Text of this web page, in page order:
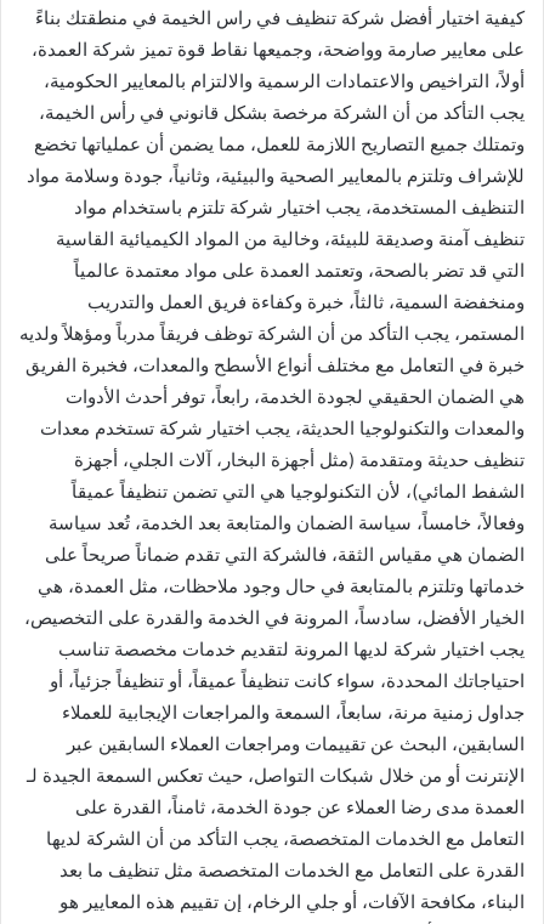
كيفية اختيار أفضل شركة تنظيف في راس الخيمة في منطقتك بناءً
على معايير صارمة وواضحة، وجميعها نقاط قوة تميز شركة العمدة،
أولاً، التراخيص والاعتمادات الرسمية والالتزام بالمعايير الحكومية،
يجب التأكد من أن الشركة مرخصة بشكل قانوني في رأس الخيمة،
وتمتلك جميع التصاريح اللازمة للعمل، مما يضمن أن عملياتها تخضع
للإشراف وتلتزم بالمعايير الصحية والبيئية، وثانياً، جودة وسلامة مواد
التنظيف المستخدمة، يجب اختيار شركة تلتزم باستخدام مواد
تنظيف آمنة وصديقة للبيئة، وخالية من المواد الكيميائية القاسية
التي قد تضر بالصحة، وتعتمد العمدة على مواد معتمدة عالمياً
ومنخفضة السمية، ثالثاً، خبرة وكفاءة فريق العمل والتدريب
المستمر، يجب التأكد من أن الشركة توظف فريقاً مدرباً ومؤهلاً ولديه
خبرة في التعامل مع مختلف أنواع الأسطح والمعدات، فخبرة الفريق
هي الضمان الحقيقي لجودة الخدمة، رابعاً، توفر أحدث الأدوات
والمعدات والتكنولوجيا الحديثة، يجب اختيار شركة تستخدم معدات
تنظيف حديثة ومتقدمة (مثل أجهزة البخار، آلات الجلي، أجهزة
الشفط المائي)، لأن التكنولوجيا هي التي تضمن تنظيفاً عميقاً
وفعالاً، خامساً، سياسة الضمان والمتابعة بعد الخدمة، تُعد سياسة
الضمان هي مقياس الثقة، فالشركة التي تقدم ضماناً صريحاً على
خدماتها وتلتزم بالمتابعة في حال وجود ملاحظات، مثل العمدة، هي
الخيار الأفضل، سادساً، المرونة في الخدمة والقدرة على التخصيص،
يجب اختيار شركة لديها المرونة لتقديم خدمات مخصصة تناسب
احتياجاتك المحددة، سواء كانت تنظيفاً عميقاً، أو تنظيفاً جزئياً، أو
جداول زمنية مرنة، سابعاً، السمعة والمراجعات الإيجابية للعملاء
السابقين، البحث عن تقييمات ومراجعات العملاء السابقين عبر
الإنترنت أو من خلال شبكات التواصل، حيث تعكس السمعة الجيدة لـ
العمدة مدى رضا العملاء عن جودة الخدمة، ثامناً، القدرة على
التعامل مع الخدمات المتخصصة، يجب التأكد من أن الشركة لديها
القدرة على التعامل مع الخدمات المتخصصة مثل تنظيف ما بعد
البناء، مكافحة الآفات، أو جلي الرخام، إن تقييم هذه المعايير هو